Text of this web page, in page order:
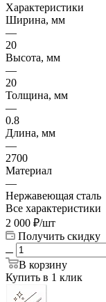
Характеристики
Ширина, мм
—
20
Высота, мм
—
20
Толщина, мм
—
0.8
Длина, мм
—
2700
Материал
—
Нержавеющая сталь
Все характеристики
2 000 ₽/шт
Получить скидку
В корзину
Купить в 1 клик